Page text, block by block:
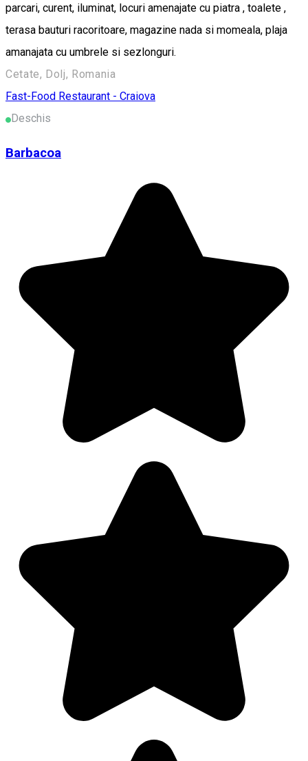
parcari, curent, iluminat, locuri amenajate cu piatra , toalete ,
terasa bauturi racoritoare, magazine nada si momeala, plaja
amanajata cu umbrele si sezlonguri.
Cetate, Dolj, Romania
Fast-Food Restaurant - Craiova
Deschis
Barbacoa